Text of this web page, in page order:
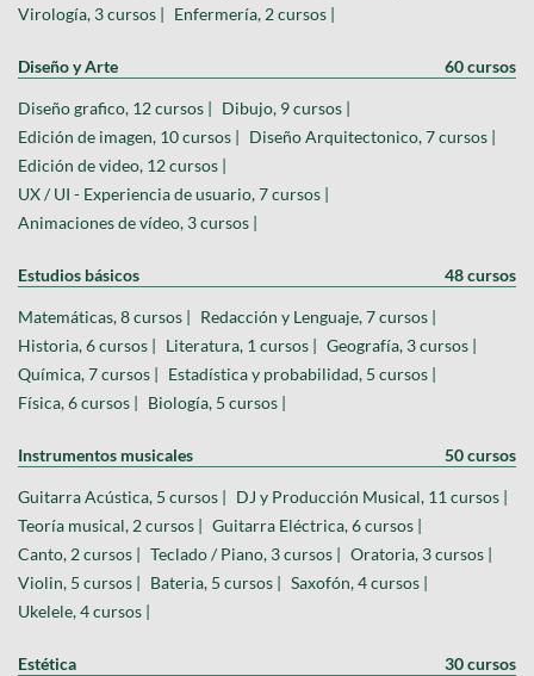
Virología, 3 cursos | Enfermería, 2 cursos |
Diseño y Arte 60 cursos
Diseño grafico, 12 cursos | Dibujo, 9 cursos |
Edición de imagen, 10 cursos | Diseño Arquitectonico, 7 cursos |
Edición de video, 12 cursos |
UX / UI - Experiencia de usuario, 7 cursos |
Animaciones de vídeo, 3 cursos |
Estudios básicos 48 cursos
Matemáticas, 8 cursos | Redacción y Lenguaje, 7 cursos |
Historia, 6 cursos | Literatura, 1 cursos | Geografía, 3 cursos |
Química, 7 cursos | Estadística y probabilidad, 5 cursos |
Física, 6 cursos | Biología, 5 cursos |
Instrumentos musicales 50 cursos
Guitarra Acústica, 5 cursos | DJ y Producción Musical, 11 cursos |
Teoría musical, 2 cursos | Guitarra Eléctrica, 6 cursos |
Canto, 2 cursos | Teclado / Piano, 3 cursos | Oratoria, 3 cursos |
Violin, 5 cursos | Bateria, 5 cursos | Saxofón, 4 cursos |
Ukelele, 4 cursos |
Estética 30 cursos